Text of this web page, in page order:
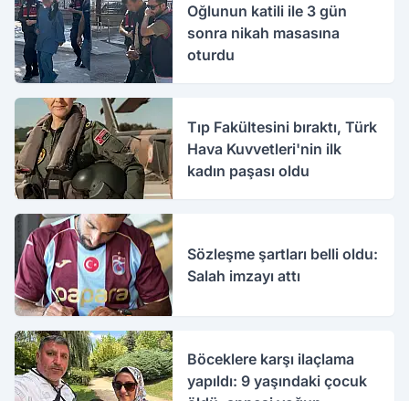
Oğlunun katili ile 3 gün
sonra nikah masasına
oturdu
Tıp Fakültesini bıraktı, Türk
Hava Kuvvetleri'nin ilk
kadın paşası oldu
Sözleşme şartları belli oldu:
Salah imzayı attı
Böceklere karşı ilaçlama
yapıldı: 9 yaşındaki çocuk